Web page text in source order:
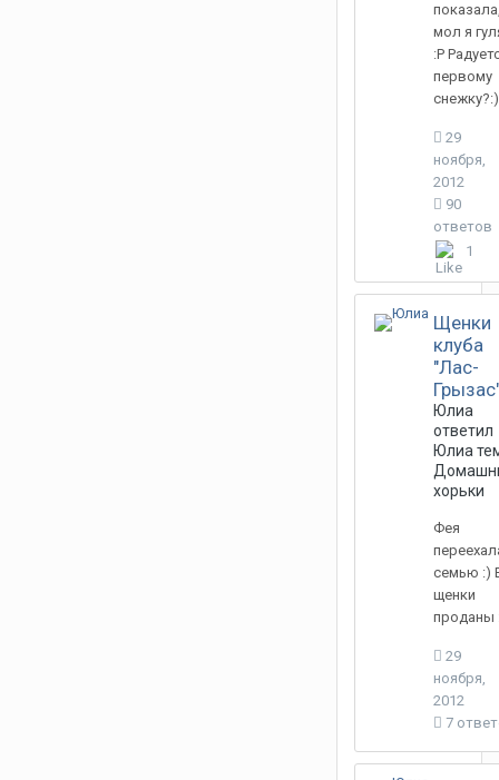
мол я
:Р
первому
снежку?:)
29
ноября,
2012
90
ответов
1
Щенки
клуба
"Лас-
Юлиа
ответил
Юлиа
хорьки
Фея
семью :)
щенки
проданы
29
ноября,
2012
7